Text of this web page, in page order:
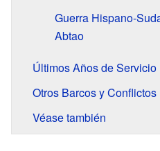
Guerra Hispano-
Abtao
Últimos Años de Servicio
Otros Barcos y
Véase también